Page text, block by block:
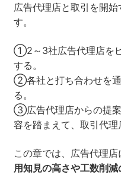
広告代理店と取引を開
す。
①2～3社広告代理店を
する。
②各社と打ち合わせを
る。
③広告代理店からの提
容を踏まえて、取引代理
この章では、広告代理
用知見の高さや工数削